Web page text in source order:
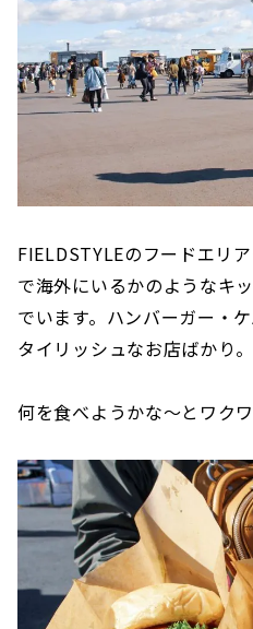
FIELDSTYLEのフードエリ
で海外にいるかのようなキ
でいます。ハンバーガー・
タイリッシュなお店ばかり
何を食べようかな〜とワク